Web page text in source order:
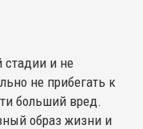
стадии и не
не прибегать к
больший вред.
образ жизни и